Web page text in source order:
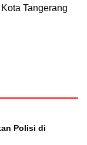
Tangerang
Polisi di